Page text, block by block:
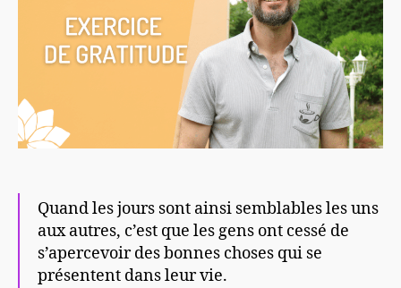
Quand les jours sont ainsi semblables les uns
aux autres, c’est que les gens ont cessé de
s’apercevoir des bonnes choses qui se
présentent dans leur vie.